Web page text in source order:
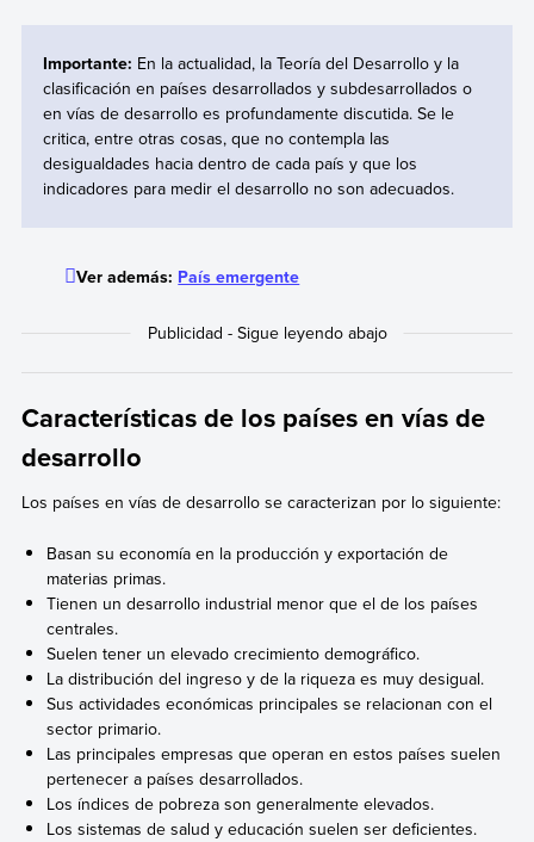
Importante: En la actualidad, la Teoría del Desarrollo y la
clasificación en países desarrollados y subdesarrollados o
en vías de desarrollo es profundamente discutida. Se le
critica, entre otras cosas, que no contempla las
desigualdades hacia dentro de cada país y que los
indicadores para medir el desarrollo no son adecuados.
Ver además: País emergente
Características de los países en vías de
desarrollo
Los países en vías de desarrollo se caracterizan por lo siguiente:
Basan su economía en la producción y exportación de
materias primas.
Tienen un desarrollo industrial menor que el de los países
centrales.
Suelen tener un elevado crecimiento demográfico.
La distribución del ingreso y de la riqueza es muy desigual.
Sus actividades económicas principales se relacionan con el
sector primario.
Las principales empresas que operan en estos países suelen
pertenecer a países desarrollados.
Los índices de pobreza son generalmente elevados.
Los sistemas de salud y educación suelen ser deficientes.